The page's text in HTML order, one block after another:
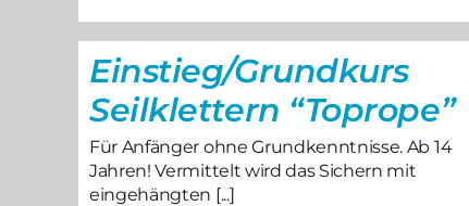
Einstieg/Grundkurs
Seilklettern “Toprope”
Für Anfänger ohne Grundkenntnisse. Ab 14
Jahren! Vermittelt wird das Sichern mit
eingehängten [...]